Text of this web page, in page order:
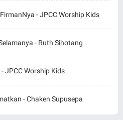
- JPCC Worship Kids
- Ruth Sihotang
JPCC Worship Kids
- Chaken Supusepa